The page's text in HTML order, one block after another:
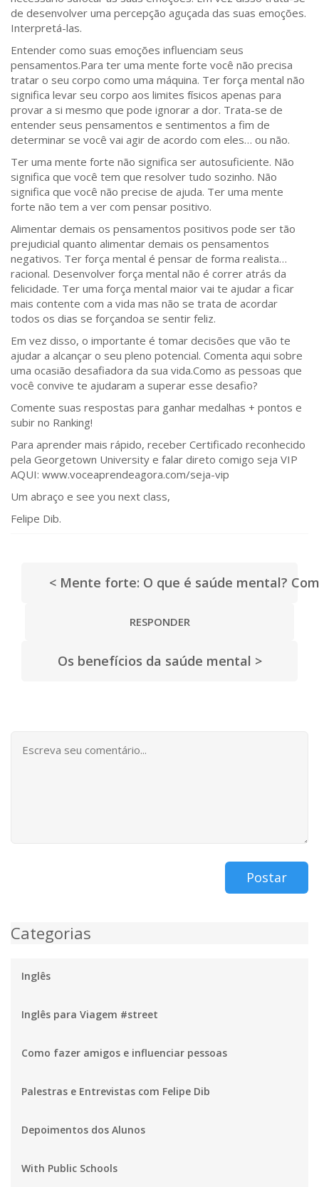
de desenvolver uma percepção aguçada das suas emoções.
Interpretá-las.
Entender como suas emoções influenciam seus
pensamentos.Para ter uma mente forte você não precisa
tratar o seu corpo como uma máquina. Ter força mental não
significa levar seu corpo aos limites físicos apenas para
provar a si mesmo que pode ignorar a dor. Trata-se de
entender seus pensamentos e sentimentos a fim de
determinar se você vai agir de acordo com eles… ou não.
Ter uma mente forte não significa ser autosuficiente. Não
significa que você tem que resolver tudo sozinho. Não
significa que você não precise de ajuda. Ter uma mente
forte não tem a ver com pensar positivo.
Alimentar demais os pensamentos positivos pode ser tão
prejudicial quanto alimentar demais os pensamentos
negativos. Ter força mental é pensar de forma realista…
racional. Desenvolver força mental não é correr atrás da
felicidade. Ter uma força mental maior vai te ajudar a ficar
mais contente com a vida mas não se trata de acordar
todos os dias se forçandoa se sentir feliz.
Em vez disso, o importante é tomar decisões que vão te
ajudar a alcançar o seu pleno potencial. Comenta aqui sobre
uma ocasião desafiadora da sua vida.Como as pessoas que
você convive te ajudaram a superar esse desafio?
Comente suas respostas para ganhar medalhas + pontos e
subir no Ranking!
Para aprender mais rápido, receber Certificado reconhecido
pela Georgetown University e falar direto comigo seja VIP
AQUI: www.voceaprendeagora.com/seja-vip
Um abraço e see you next class,
Felipe Dib.
< Mente forte: O que é saúde mental?
RESPONDER
Os benefícios da saúde mental >
Postar
Categorias
Inglês
Inglês para Viagem #street
Como fazer amigos e influenciar pessoas
Palestras e Entrevistas com Felipe Dib
Depoimentos dos Alunos
With Public Schools